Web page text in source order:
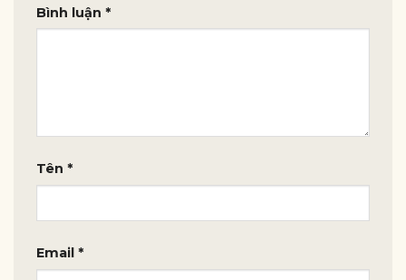
Bình luận *
Tên *
Email *